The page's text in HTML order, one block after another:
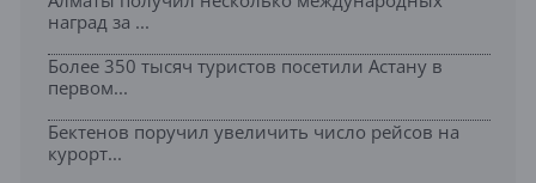
наград за ...
Более 350 тысяч туристов посетили Астану в
первом...
Бектенов поручил увеличить число рейсов на
курорт...